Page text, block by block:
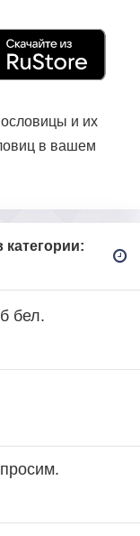
и их
в вашем
бел.